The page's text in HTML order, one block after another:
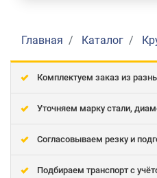
Главная Каталог
Комплектуем заказ из
Уточняем марку стали,
Согласовываем резку и
Подбираем транспорт с